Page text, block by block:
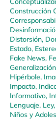
Construcción
Distorsión,
Estado,
Fake News,
Generalización
Hipérbole,
Impacto,
Informativo,
Lenguaje, Ley,
Niños y